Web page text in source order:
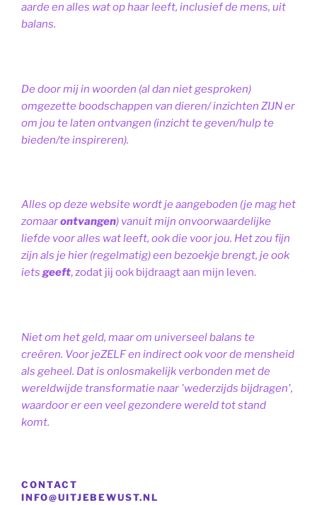
aarde en alles wat op haar leeft, inclusief de mens, uit
balans.
De door mij in woorden (al dan niet gesproken)
omgezette boodschappen van dieren/ inzichten ZIJN er
om jou te laten ontvangen (inzicht te geven/hulp te
bieden/te inspireren).
Alles op deze website wordt je aangeboden (je mag het
zomaarontvangen) vanuit mijn onvoorwaardelijke
liefde voor alles wat leeft, ook die voor jou. Het zou fijn
zijn als je hier (regelmatig) een bezoekje brengt, je ook
iets geeft, zodat jij ook bijdraagt aan mijn leven.
Niet om het geld, maar om universeel balans te
creëren. Voor jeZELF en indirect ook voor de mensheid
als geheel. Dat is onlosmakelijk verbonden met de
wereldwijde transformatie naar 'wederzijds bijdragen',
waardoor er een veel gezondere wereld tot stand
komt.
CONTACT
INFO@UITJEBEWUST.NL